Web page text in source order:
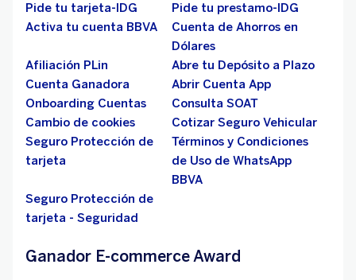
Pide tu tarjeta-IDG
Pide tu prestamo-IDG
Activa tu cuenta BBVA
Cuenta de Ahorros en
Dólares
Afiliación PLin
Abre tu Depósito a Plazo
Cuenta Ganadora
Abrir Cuenta App
Onboarding Cuentas
Consulta SOAT
Cambio de cookies
Cotizar Seguro Vehicular
Seguro Protección de
tarjeta
Términos y Condiciones
de Uso de WhatsApp
BBVA
Seguro Protección de
tarjeta - Seguridad
Ganador E-commerce Award